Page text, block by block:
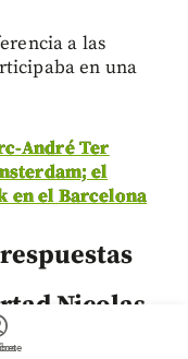
a las
en una
André Ter
el
en el Barcelona
Nicolas